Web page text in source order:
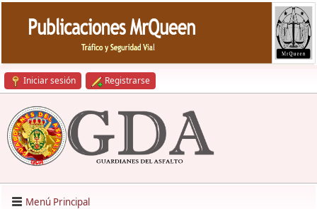
Iniciar sesión Registrarse
Menú Principal